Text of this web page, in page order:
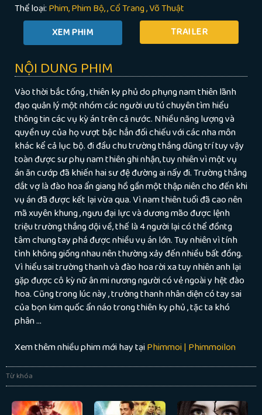
Thể loại: Phim Phim Bộ ,Cổ Trang,Võ Thuật
TRAILER
NỘI DUNG PHIM
Vào thời bắc tống , thiên ky phủ do phụng nam thiên lãnh
đạo quản lý một nhóm các người ưu tú chuyên tìm hiểu
thông tin các vụ kỳ án trên cả nước. Nhiều năng lượng và
quyền uy của họ vượt bậc hẳn đối chiếu với các nha môn
khác kể cả lục bộ. đi đầu chu trường thắng dũng trí tuy vậy
toàn được sư phụ nam thiên ghi nhận, tuy nhiên vì một vụ
án ăn cướp đã khiến hai sư đệ đường ai nấy đi. Trường thắng
dắt vợ là đào hoa ẩn giang hồ gần một thập niên cho đến khi
vụ án đã được kết lại vừa qua. Vì nam thiên tuổi đã cao nên
mã xuyên khung , ngưu đại lực và dương mão được lệnh
triệu trường thắng dội về, thế là 4 người lại có thể đồntg
tâm chung tay phá được nhiều vụ án lớn. Tuy nhiên vì tính
tình không giống nhau nên thường xảy đến nhiều bất đồng.
Vì hiểu sai trường thanh và đào hoa rời xa tuy nhiên anh lại
gặp được cô kỳ nữ ân mi nương người có vẻ ngoài y hệt đào
hoa. Cũng trong lúc này , trường thanh nhân diện có tay sai
của bọn kim quốc ẩn náo trong thiên ky phủ , tặc ta khó
phân …
Xem thêm nhiều phim mới hay tạiPhimmoi | Phimmoilon
Từ khóa